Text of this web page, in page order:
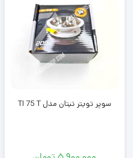
سوپر تویتر تیتان مدل TI 75 T